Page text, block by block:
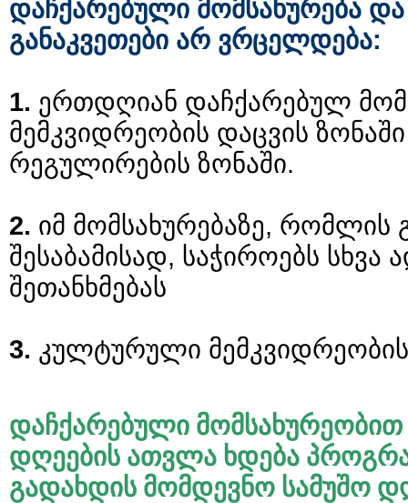
დაჩქარებული მომსახურება და
განაკვეთები არ ვრცელდება:
1. ერთდღიან დაჩქარებულ
მემკვიდრეობის დაცვის ზონაში
რეგულირების ზონაში.
2. იმ მომსახურებაზე, რომლის
შესაბამისად, საჭიროებს სხვა
შეთანხმებას
3. კულტურული მემკვიდრეობის
დაჩქარებული მომსახურეობით
დღეების ათვლა ხდება
გადახდის მომდევნო სამუშო